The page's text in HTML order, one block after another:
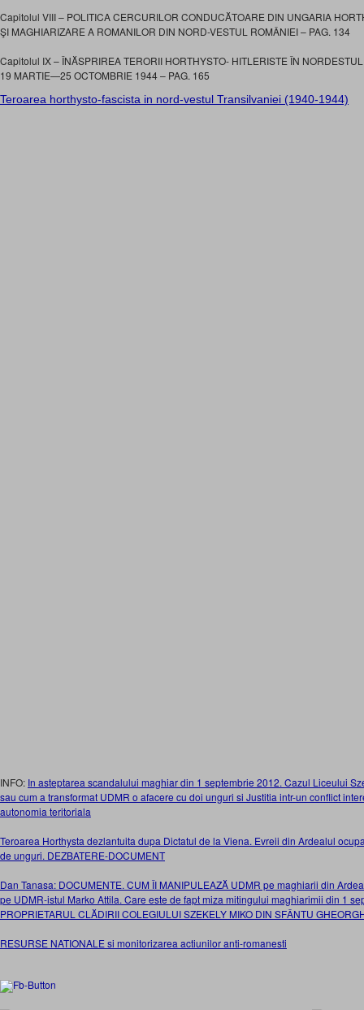
Capitolul VIII – POLITICA CERCURILOR CONDUCĂTOARE DIN UNGARIA
ŞI MAGHIARIZARE A ROMANILOR DIN NORD-VESTUL ROMÂNIEI – PAG. 134
Capitolul IX – ÎNĂSPRIREA TERORII HORTHYSTO- HITLERISTE ÎN
19 MARTIE—25 OCTOMBRIE 1944 – PAG. 165
Teroarea horthysto-fascista in nord-vestul Transilvaniei (1940-1944)
INFO: In asteptarea scandalului maghiar din 1 septembrie 2012. Cazul Liceului
sau cum a transformat UDMR o afacere cu doi unguri si Justitia intr-un conflict
autonomia teritoriala
Teroarea Horthysta dezlantuita dupa Dictatul de la Viena. Evreii din Ardealul
de unguri. DEZBATERE-DOCUMENT
Dan Tanasa: DOCUMENTE. CUM ÎI MANIPULEAZĂ UDMR pe maghiarii din
pe UDMR-istul Marko Attila. Care este de fapt miza mitingului maghiarimii din 1
PROPRIETARUL CLĂDIRII COLEGIULUI SZEKELY MIKO DIN SFÂNTU
RESURSE NATIONALE si monitorizarea actiunilor anti-romanesti